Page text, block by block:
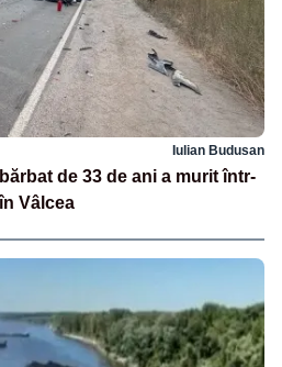
Iulian Budusan
de 33 de ani a murit într-
Vâlcea